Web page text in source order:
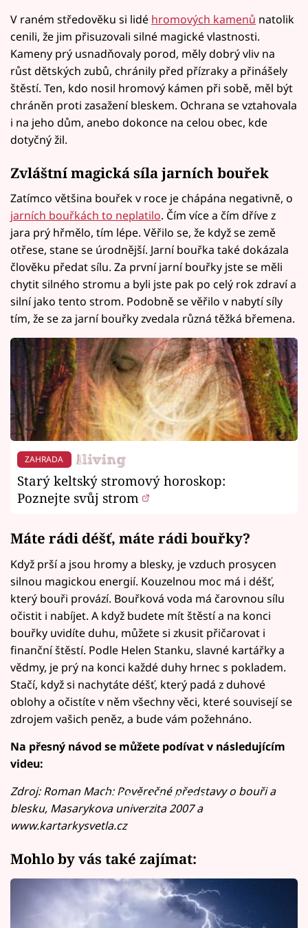
V raném středověku si lidé hromových kamenů natolik
cenili, že jim přisuzovali silné magické vlastnosti.
Kameny prý usnadňovaly porod, měly dobrý vliv na
růst dětských zubů, chránily před přízraky a přinášely
štěstí. Ten, kdo nosil hromový kámen při sobě, měl být
chráněn proti zasažení bleskem. Ochrana se vztahovala
i na jeho dům, anebo dokonce na celou obec, kde
dotyčný žil.
Zvláštní magická síla jarních bouřek
Zatímco většina bouřek v roce je chápána negativně, o
jarních bouřkách to neplatilo. Čím více a čím dříve z
jara prý hřmělo, tím lépe. Věřilo se, že když se země
otřese, stane se úrodnější. Jarní bouřka také dokázala
člověku předat sílu. Za první jarní bouřky jste se měli
chytit silného stromu a byli jste pak po celý rok zdraví a
silní jako tento strom. Podobně se věřilo v nabytí síly
tím, že se za jarní bouřky zvedala různá těžká břemena.
ZAHRADA
Starý keltský stromový horoskop:
Poznejte svůj strom
Máte rádi déšť, máte rádi bouřky?
Když prší a jsou hromy a blesky, je vzduch prosycen
silnou magickou energií. Kouzelnou moc má i déšť,
který bouři provází. Bouřková voda má čarovnou sílu
očistit i nabíjet. A když budete mít štěstí a na konci
bouřky uvidíte duhu, můžete si zkusit přičarovat i
finanční štěstí. Podle Helen Stanku, slavné kartářky a
vědmy, je prý na konci každé duhy hrnec s pokladem.
Stačí, když si nachytáte déšť, který padá z duhové
oblohy a očistíte v něm všechny věci, které souvisejí se
zdrojem vašich peněz, a bude vám požehnáno.
Na přesný návod se můžete podívat v následujícím
videu:
Failed to fetch
Zdroj: Roman Mach: Pověrečné představy o bouři a
blesku, Masarykova univerzita 2007 a
www.kartarkysvetla.cz
Mohlo by vás také zajímat: